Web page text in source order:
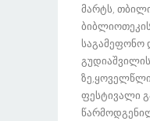
Მარტს,
Ბიბლიოთეკის
Საგამეფონო
Გუდიაშვილის
Ფესტივალი